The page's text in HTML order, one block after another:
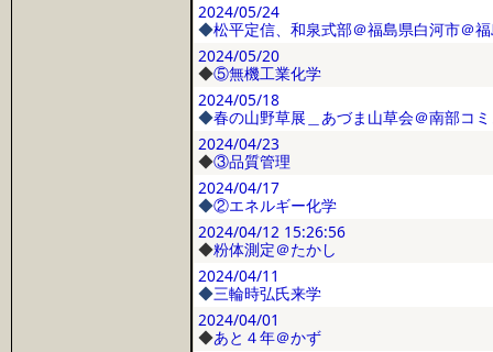
2024/05/24
◆松平定信、和泉式部＠福島県白河市＠
2024/05/20
◆⑤無機工業化学
2024/05/18
◆春の山野草展＿あづま山草会＠南部コ
2024/04/23
◆③品質管理
2024/04/17
◆②エネルギー化学
2024/04/12 15:26:56
◆粉体測定＠たかし
2024/04/11
◆三輪時弘氏来学
2024/04/01
◆あと４年＠かず